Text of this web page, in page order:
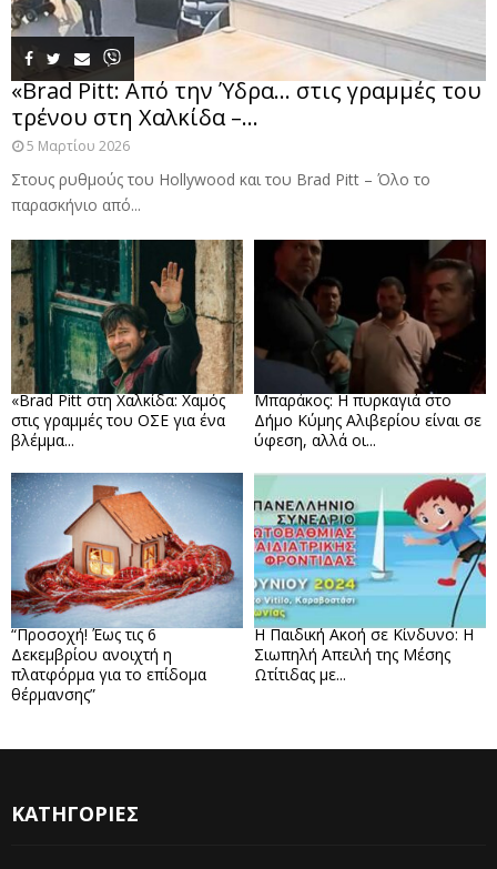
«Brad Pitt: Από την Ύδρα… στις γραμμές του
τρένου στη Χαλκίδα –...
5 Μαρτίου 2026
Στους ρυθμούς του Hollywood και του Brad Pitt – Όλο το
παρασκήνιο από...
«Brad Pitt στη Χαλκίδα: Χαμός
στις γραμμές του ΟΣΕ για ένα
βλέμμα...
Μπαράκος: Η πυρκαγιά στο
Δήμο Κύμης Αλιβερίου είναι σε
ύφεση, αλλά οι...
“Προσοχή! Έως τις 6
Δεκεμβρίου ανοιχτή η
πλατφόρμα για το επίδομα
θέρμανσης”
Η Παιδική Ακοή σε Κίνδυνο: Η
Σιωπηλή Απειλή της Μέσης
Ωτίτιδας με...
ΚΑΤΗΓΟΡΙΕΣ